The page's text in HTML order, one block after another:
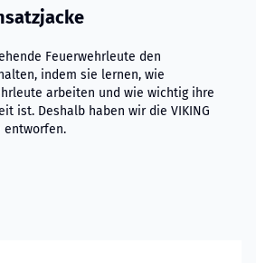
Feuerwehrleute den
indem sie lernen, wie
arbeiten und wie wichtig ihre
ist. Deshalb haben wir die VIKING
entworfen.